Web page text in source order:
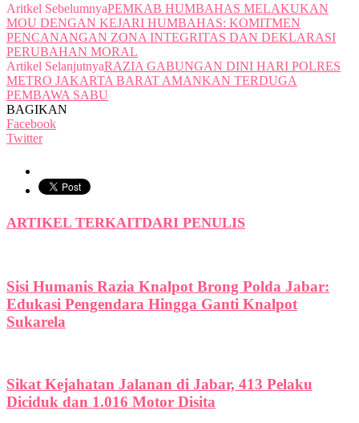
Aritkel SebelumnyaPEMKAB HUMBAHAS MELAKUKAN
MOU DENGAN KEJARI HUMBAHAS: KOMITMEN
PENCANANGAN ZONA INTEGRITAS DAN DEKLARASI
PERUBAHAN MORAL
Artikel SelanjutnyaRAZIA GABUNGAN DINI HARI POLRES
METRO JAKARTA BARAT AMANKAN TERDUGA
PEMBAWA SABU
BAGIKAN
Facebook
Twitter
ARTIKEL TERKAITDARI PENULIS
Sisi Humanis Razia Knalpot Brong Polda Jabar:
Edukasi Pengendara Hingga Ganti Knalpot
Sukarela
Sikat Kejahatan Jalanan di Jabar, 413 Pelaku
Diciduk dan 1.016 Motor Disita